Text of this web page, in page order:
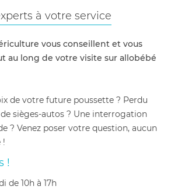
à votre service
vous conseillent et vous
au long de votre visite sur allobébé
de votre future poussette ? Perdu
sièges-autos ? Une interrogation
? Venez poser votre question, aucun
!
!
de 10h à 17h